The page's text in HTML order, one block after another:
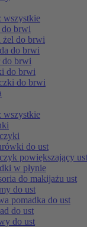
wszystkie
do brwi
żel do brwi
do brwi
do brwi
do brwi
do brwi
wszystkie
do ust
powiększający
w płynie
do makijażu ust
do ust
pomadka do ust
do ust
do ust